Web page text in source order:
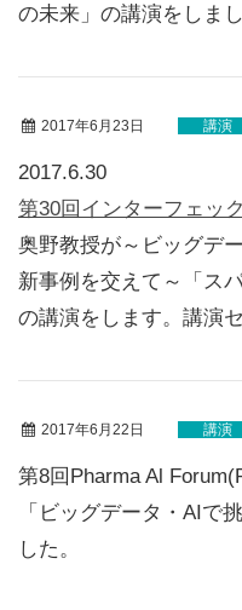
の未来」の講演をしまし
2017年6月23日 講演
2017.6.30
第30回インターフェッ
奥野教授が～ビッグデ
新事例を交えて～「ス
の講演をします。講演
2017年6月22日 講演
第8回Pharma Al
「ビッグデータ・AIで
した。